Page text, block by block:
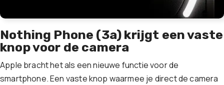
Nothing Phone (3a) krijgt een vaste
knop voor de camera
Apple bracht het als een nieuwe functie voor de
smartphone. Een vaste knop waarmee je direct de camera